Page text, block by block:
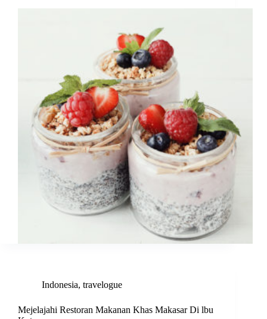
Indonesia, travelogue
Mejelajahi Restoran Makanan Khas Makasar Di lbu